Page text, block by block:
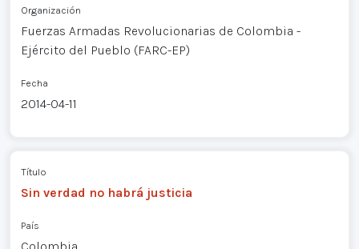
Organización
Fuerzas Armadas Revolucionarias de Colombia -
Ejército del Pueblo (FARC-EP)
Fecha
2014-04-11
Título
Sin verdad no habrá justicia
País
Colombia